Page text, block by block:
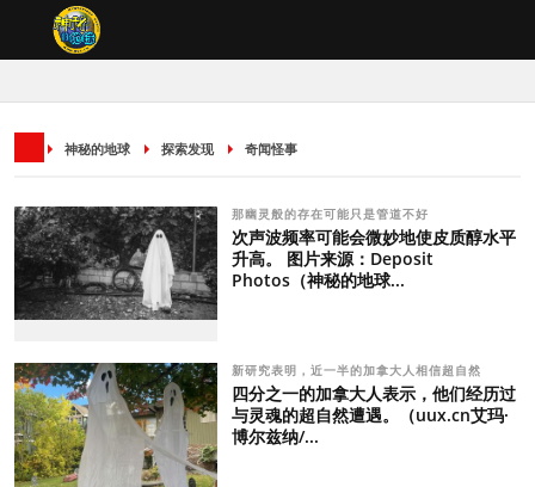
神秘的地球 探索发现 奇闻怪事
那幽灵般的存在可能只是管道不好
次声波频率可能会微妙地使皮质醇水平
升高。 图片来源：Deposit
Photos（神秘的地球...
新研究表明，近一半的加拿大人相信超自然
四分之一的加拿大人表示，他们经历过
与灵魂的超自然遭遇。（uux.cn艾玛·
博尔兹纳/...